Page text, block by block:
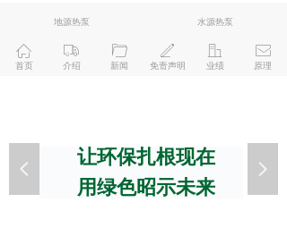
ꀇ
首页
ꄉ
介绍
ꄁ
新闻
ꄅ
免责声明
ꀶ
业绩
ꂘ
原理
让环保扎根现在
用绿色昭示未来
넳 넲
地源热泵 水源热泵